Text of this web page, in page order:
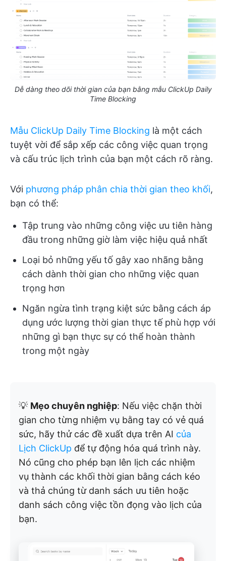
Dễ dàng theo dõi thời gian của bạn bằng mẫu ClickUp Daily
Time Blocking
Mẫu ClickUp Daily Time Blocking là một cách
tuyệt vời để sắp xếp các công việc quan trọng
và cấu trúc lịch trình của bạn một cách rõ ràng.
Với phương pháp phân chia thời gian theo khối,
bạn có thể:
Tập trung vào những công việc ưu tiên hàng
đầu trong những giờ làm việc hiệu quả nhất
Loại bỏ những yếu tố gây xao nhãng bằng
cách dành thời gian cho những việc quan
trọng hơn
Ngăn ngừa tình trạng kiệt sức bằng cách áp
dụng ước lượng thời gian thực tế phù hợp với
những gì bạn thực sự có thể hoàn thành
trong một ngày
💡 Mẹo chuyên nghiệp: Nếu việc chặn thời
gian cho từng nhiệm vụ bằng tay có vẻ quá
sức, hãy thử các đề xuất dựa trên AI của
Lịch ClickUp để tự động hóa quá trình này.
Nó cũng cho phép bạn lên lịch các nhiệm
vụ thành các khối thời gian bằng cách kéo
và thả chúng từ danh sách ưu tiên hoặc
danh sách công việc tồn đọng vào lịch của
bạn.